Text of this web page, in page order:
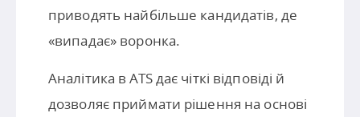
приводять найбільше кандидатів, де
«випадає» воронка.
Аналітика в ATS дає чіткі відповіді й
дозволяє приймати рішення на основі